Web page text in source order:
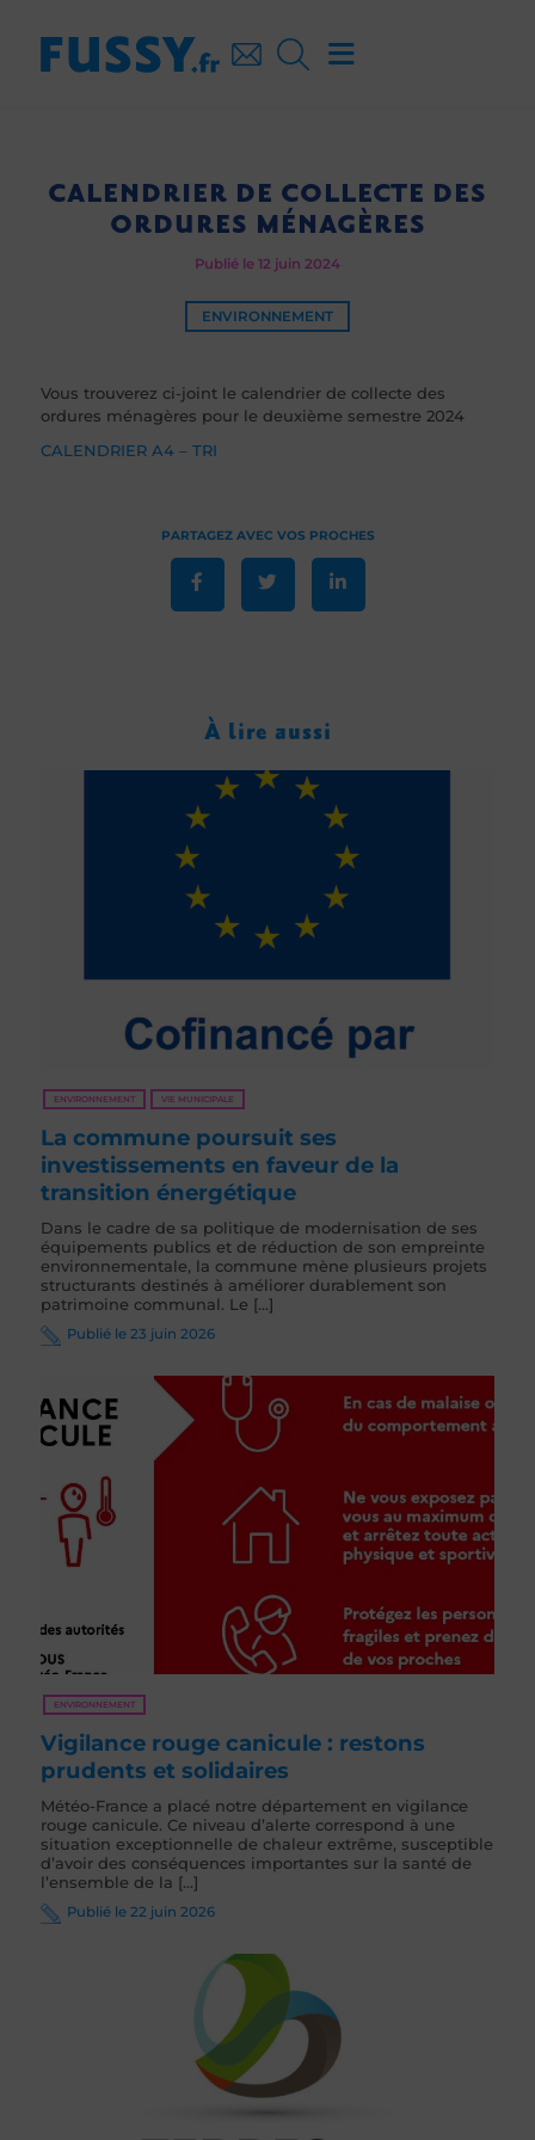
CALENDRIER DE COLLECTE DES
ORDURES MÉNAGÈRES
Publié le 12 juin 2024
ENVIRONNEMENT
Vous trouverez ci-joint le calendrier de collecte des
ordures ménagères pour le deuxième semestre 2024
CALENDRIER A4 – TRI
À lire aussi
ENVIRONNEMENT VIE MUNICIPALE
La commune poursuit ses
investissements en faveur de la
transition énergétique
Dans le cadre de sa politique de modernisation de ses
équipements publics et de réduction de son empreinte
environnementale, la commune mène plusieurs projets
structurants destinés à améliorer durablement son
patrimoine communal. Le [...]
Publié le 23 juin 2026
ENVIRONNEMENT
Vigilance rouge canicule : restons
prudents et solidaires
Météo-France a placé notre département en vigilance
rouge canicule. Ce niveau d’alerte correspond à une
situation exceptionnelle de chaleur extrême, susceptible
d’avoir des conséquences importantes sur la santé de
l’ensemble de la [...]
Publié le 22 juin 2026